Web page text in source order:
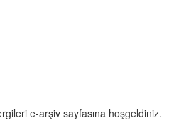
e-arşiv sayfasına hoşgeldiniz.